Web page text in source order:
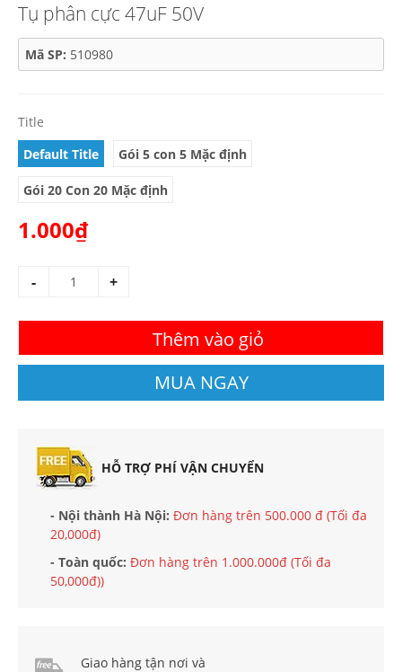
Tụ phân cực 47uF 50V
Mã SP: 510980
Title
Default Title
Gói 5 con 5 Mặc định
Gói 20 Con 20 Mặc định
1.000₫
- +
Thêm vào giỏ
MUA NGAY
HỖ TRỢ PHÍ VẬN CHUYỂN
- Nội thành Hà Nội: Đơn hàng trên 500.000 đ (Tối đa
20,000đ)
- Toàn quốc: Đơn hàng trên 1.000.000đ (Tối đa
50,000đ))
Giao hàng tận nơi và